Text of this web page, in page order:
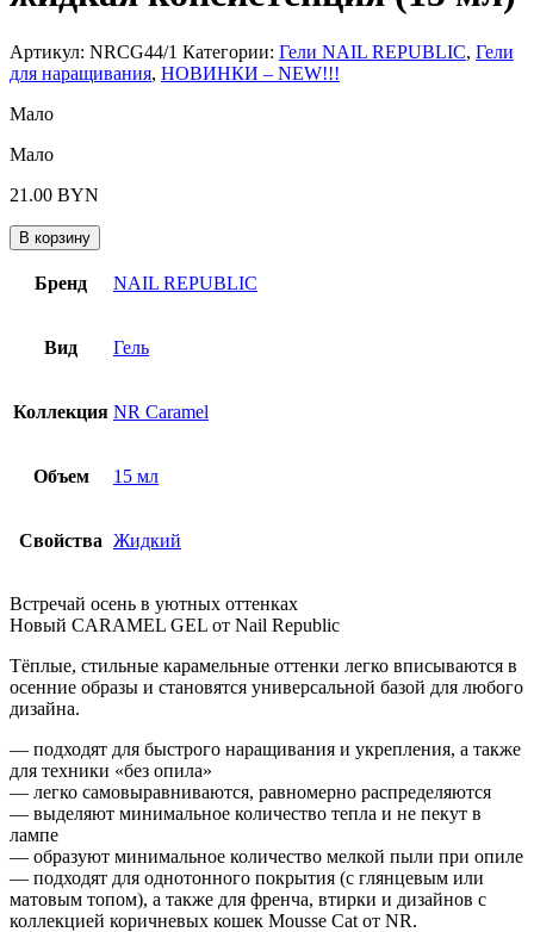
Артикул: NRCG44/1 Категории: Гели NAIL REPUBLIC, Гели
для наращивания, НОВИНКИ – NEW!!!
Мало
Мало
21.00 BYN
В корзину
Бренд NAIL REPUBLIC
Вид Гель
Коллекция NR Caramel
Объем 15 мл
Свойства Жидкий
Встречай осень в уютных оттенках
Новый CARAMEL GEL от Nail Republic
Тёплые, стильные карамельные оттенки легко вписываются в
осенние образы и становятся универсальной базой для любого
дизайна.
— подходят для быстрого наращивания и укрепления, а также
для техники «без опила»
— легко самовыравниваются, равномерно распределяются
— выделяют минимальное количество тепла и не пекут в
лампе
— образуют минимальное количество мелкой пыли при опиле
— подходят для однотонного покрытия (с глянцевым или
матовым топом), а также для френча, втирки и дизайнов с
коллекцией коричневых кошек Mousse Cat от NR.